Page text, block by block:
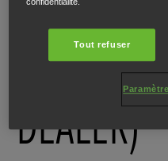
(MIIMO
DEALER)
Tout refuser